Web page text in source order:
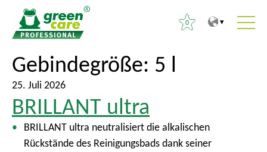
0
S
u
c
h
e
Gebindegröße: 5 l
25. Juli 2026
BRILLANT ultra
BRILLANT ultra neutralisiert die alkalischen
Rückstände des Reinigungsbads dank seiner